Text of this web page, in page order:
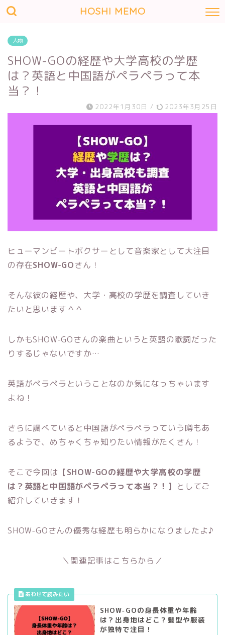
HOSHI MEMO
人物
SHOW-GOの経歴や大学高校の学歴
は？英語と中国語がペラペラって本
当？！
2022年1月30日 / 2023年3月25日
ヒューマンビートボクサーとして音楽家として大注目
の存在SHOW-GOさん！
そんな彼の経歴や、大学・高校の学歴を調査していき
たいと思います＾＾
しかもSHOW-GOさんの楽曲というと英語の歌詞だった
りするじゃないですか…
英語がペラペラということなのか気になっちゃいます
よね！
さらに調べていると中国語がペラペラっていう噂もあ
るようで、めちゃくちゃ知りたい情報がたくさん！
そこで今回は 【SHOW-GOの経歴や大学高校の学歴
は？英語と中国語がペラペラって本当？！】 としてご
紹介していきます！
SHOW-GOさんの優秀な経歴も明らかになりましたよ♪
＼関連記事はこちらから／
SHOW-GOの身長体重や年齢
は？出身地はどこ？髪型や服装
が独特で注目！